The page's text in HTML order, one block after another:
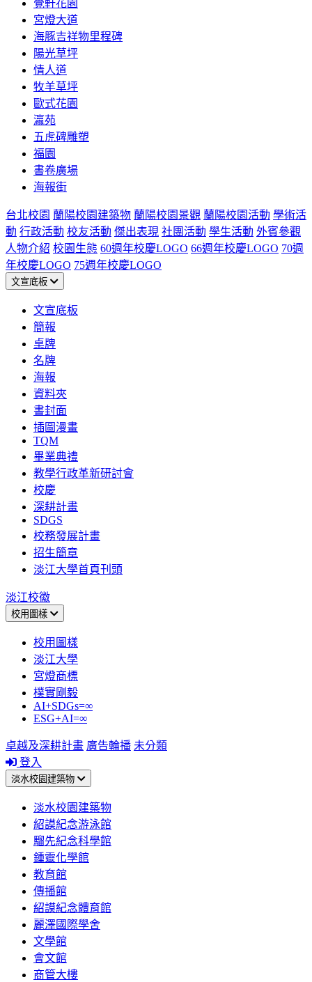
覺軒花園
宮燈大道
海豚吉祥物里程碑
陽光草坪
情人道
牧羊草坪
歐式花園
瀛苑
五虎碑雕塑
福園
書卷廣場
海報街
台北校園 蘭陽校園建築物 蘭陽校園景觀 蘭陽校園活動 學術活
動 行政活動 校友活動 傑出表現 社團活動 學生活動 外賓參觀
人物介紹 校園生態 60週年校慶LOGO 66週年校慶LOGO 70週
年校慶LOGO 75週年校慶LOGO
文宣底板
文宣底板
簡報
桌牌
名牌
海報
資料夾
書封面
插圖漫畫
TQM
畢業典禮
教學行政革新研討會
校慶
深耕計畫
SDGS
校務發展計畫
招生簡章
淡江大學首頁刊頭
淡江校徽
校用圖樣
校用圖樣
淡江大學
宮燈商標
樸實剛毅
AI+SDGs=∞
ESG+AI=∞
卓越及深耕計畫 廣告輪播 未分類
登入
淡水校園建築物
淡水校園建築物
紹謨紀念游泳館
騮先紀念科學館
鍾靈化學館
教育館
傳播館
紹謨紀念體育館
麗澤國際學舍
文學館
會文館
商管大樓